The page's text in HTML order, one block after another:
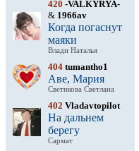
420 -VALKYRYA-
& 1966av
Когда погаснут
маяки
Влади Наталья
404 tumantho1
Аве, Мария
Светикова Светлана
402 Vladavtopilot
На дальнем
берегу
Сармат